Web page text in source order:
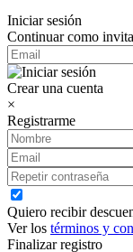
Iniciar sesión
Continuar como
Crear una cuenta
×
Registrarme
Quiero recibir
Ver los términos y
Finalizar registro